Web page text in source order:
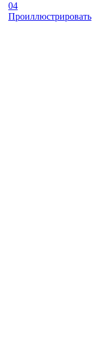
04
Проиллюстрировать